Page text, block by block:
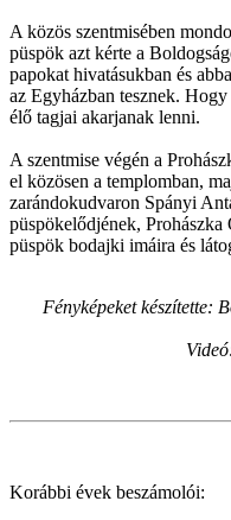
A közös szentmisében
püspök azt kérte a
papokat hivatásukban és
az Egyházban tesznek.
élő tagjai akarjanak lenni.
A szentmise végén a
el közösen a templomban,
zarándokudvaron Spányi
püspökelődjének,
püspök bodajki imáira és
Fényképeket készítette:
Korábbi évek beszámolói: